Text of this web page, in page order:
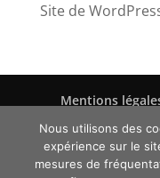
Site de
Mentions
Nous utilisons des
expérience sur le
mesures de